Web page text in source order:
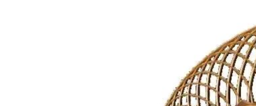
2ኛው የአዲስ ሚዲያ ኔትዎርክ አመራሮች እና
ሠራተኞች ስፖርት ፌስቲቫል በቴሌቪዥን ዘርፍ